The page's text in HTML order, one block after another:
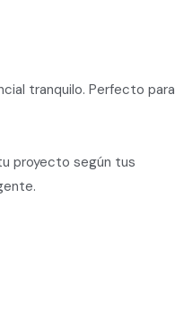
tranquilo. Perfecto para
proyecto según tus